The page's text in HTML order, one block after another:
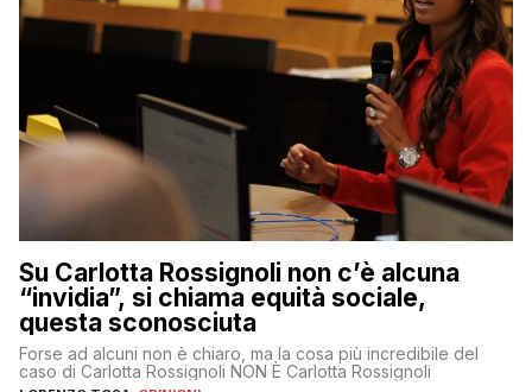
Su Carlotta Rossignoli non c’è alcuna
“invidia”, si chiama equità sociale,
questa sconosciuta
Forse ad alcuni non è chiaro, ma la cosa più incredibile del
caso di Carlotta Rossignoli NON È Carlotta Rossignoli